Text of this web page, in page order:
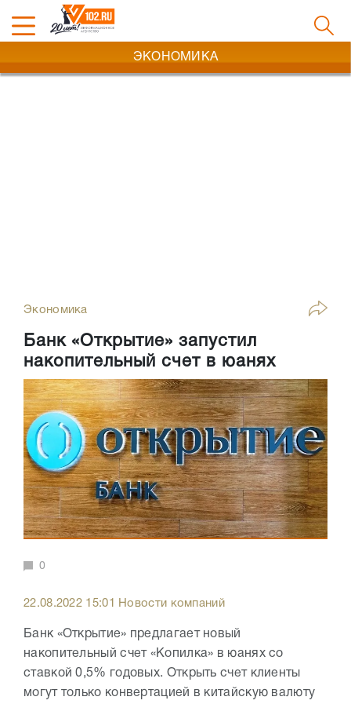
ЭКОНОМИКА
Экономика
Банк «Открытие» запустил
накопительный счет в юанях
0
22.08.2022 15:01 Новости компаний
Банк «Открытие» предлагает новый
накопительный счет «Копилка» в юанях со
ставкой 0,5% годовых. Открыть счет клиенты
могут только конвертацией в китайскую валюту